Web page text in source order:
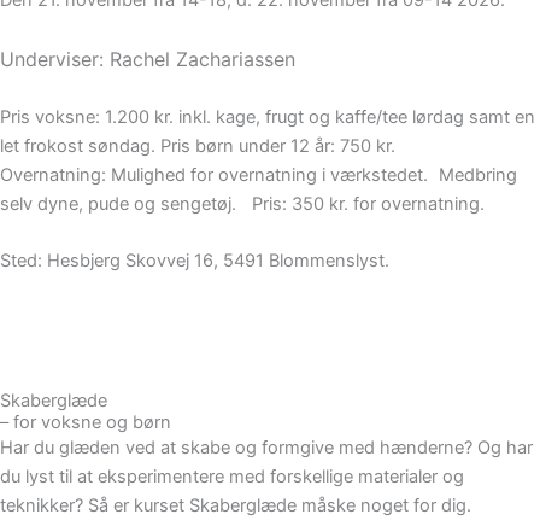
Underviser: Rachel Zachariassen
Pris voksne: 1.200 kr. inkl. kage, frugt og kaffe/tee lørdag samt en
let frokost søndag. Pris børn under 12 år: 750 kr.
Overnatning: Mulighed for overnatning i værkstedet. Medbring
selv dyne, pude og sengetøj. Pris: 350 kr. for overnatning.
Sted: Hesbjerg Skovvej 16, 5491 Blommenslyst.
Skaberglæde
– for voksne og børn
Har du glæden ved at skabe og formgive med hænderne? Og har
du lyst til at eksperimentere med forskellige materialer og
teknikker? Så er kurset Skaberglæde måske noget for dig.